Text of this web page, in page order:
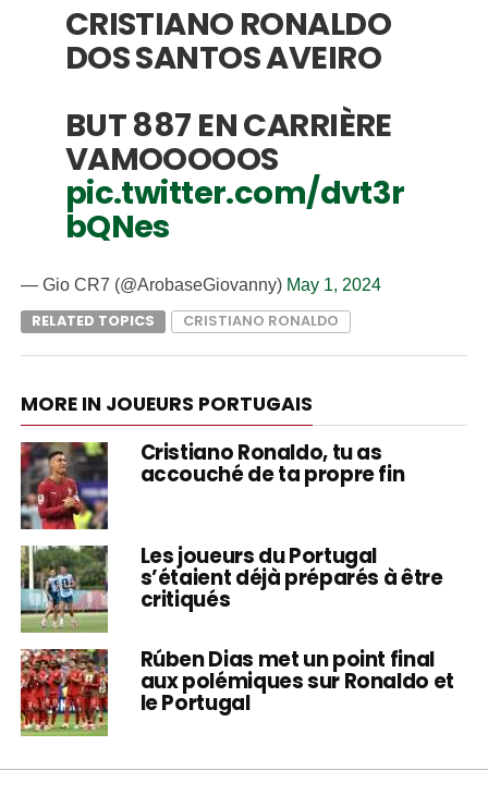
CRISTIANO RONALDO
DOS SANTOS AVEIRO
BUT 887 EN CARRIÈRE
VAMOOOOOS
pic.twitter.com/dvt3r
bQNes
— Gio CR7 (@ArobaseGiovanny) May 1, 2024
RELATED TOPICS
CRISTIANO RONALDO
MORE IN JOUEURS PORTUGAIS
Cristiano Ronaldo, tu as
accouché de ta propre fin
Les joueurs du Portugal
s’étaient déjà préparés à être
critiqués
Rúben Dias met un point final
aux polémiques sur Ronaldo et
le Portugal